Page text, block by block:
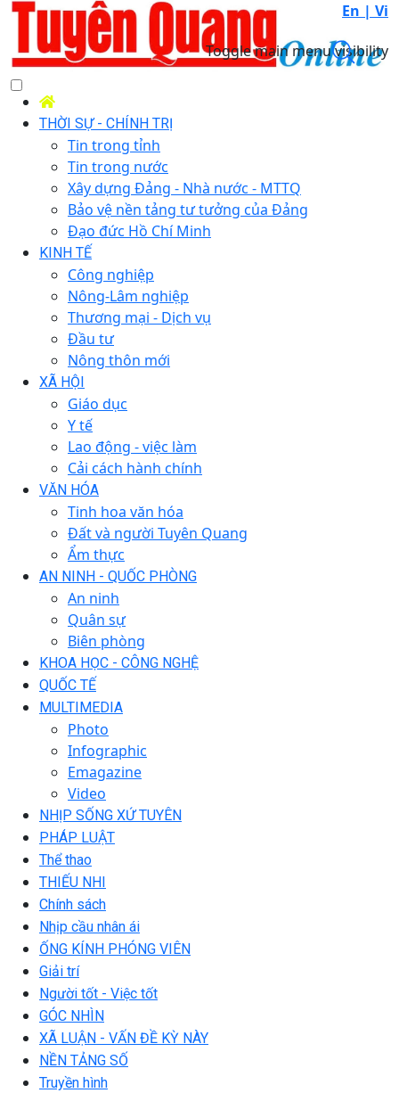
En | Vi
Toggle main menu visibility
THỜI SỰ - CHÍNH TRỊ
Tin trong tỉnh
Tin trong nước
Xây dựng Đảng - Nhà nước - MTTQ
Bảo vệ nền tảng tư tưởng của Đảng
Đạo đức Hồ Chí Minh
KINH TẾ
Công nghiệp
Nông-Lâm nghiệp
Thương mại - Dịch vụ
Đầu tư
Nông thôn mới
XÃ HỘI
Giáo dục
Y tế
Lao động - việc làm
Cải cách hành chính
VĂN HÓA
Tinh hoa văn hóa
Đất và người Tuyên Quang
Ẩm thực
AN NINH - QUỐC PHÒNG
An ninh
Quân sự
Biên phòng
KHOA HỌC - CÔNG NGHỆ
QUỐC TẾ
MULTIMEDIA
Photo
Infographic
Emagazine
Video
NHỊP SỐNG XỨ TUYÊN
PHÁP LUẬT
Thể thao
THIẾU NHI
Chính sách
Nhịp cầu nhân ái
ỐNG KÍNH PHÓNG VIÊN
Giải trí
Người tốt - Việc tốt
GÓC NHÌN
XÃ LUẬN - VẤN ĐỀ KỲ NÀY
NỀN TẢNG SỐ
Truyền hình